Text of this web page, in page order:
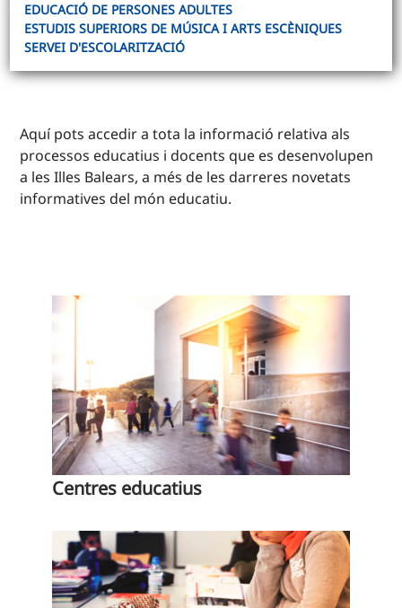
EDUCACIÓ DE PERSONES ADULTES
ESTUDIS SUPERIORS DE MÚSICA I ARTS ESCÈNIQUES
SERVEI D'ESCOLARITZACIÓ
Aquí pots accedir a tota la informació relativa als
processos educatius i docents que es desenvolupen
a les Illes Balears, a més de les darreres novetats
informatives del món educatiu.
Centres educatius